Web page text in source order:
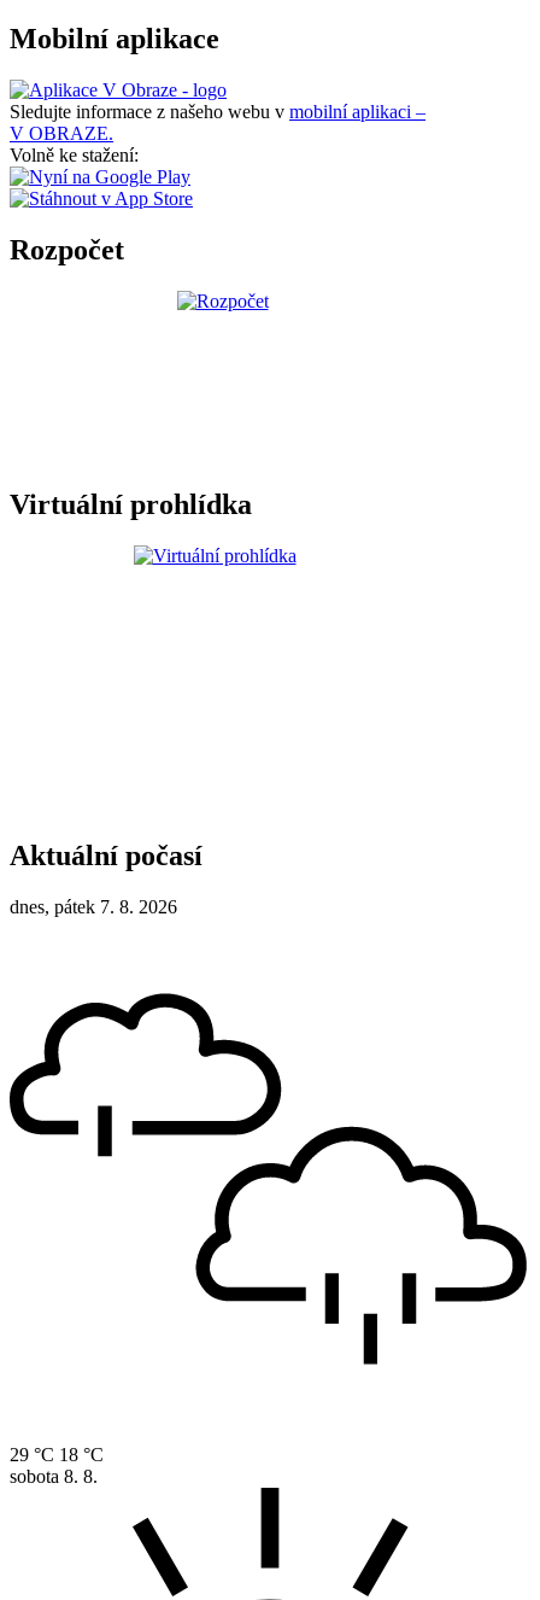
Mobilní aplikace
Sledujte informace z našeho webu v mobilní aplikaci –
V OBRAZE.
Volně ke stažení:
Rozpočet
Virtuální prohlídka
Aktuální počasí
dnes, pátek 7. 8. 2026
29 °C 18 °C
sobota 8. 8.